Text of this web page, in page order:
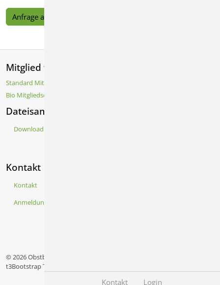
Anfrage absenden
Mitglied werden
Standard Mitgliedschaft
Bio Mitgliedschaft
Dateisammlung
Download
Kontakt
Kontakt
Anmeldung Infozentrum
© 2026 Obstbauring Winterbach - Rohrbronn e.V.. Erstellt mit
t3Bootstrap Template von
Kontakt Login